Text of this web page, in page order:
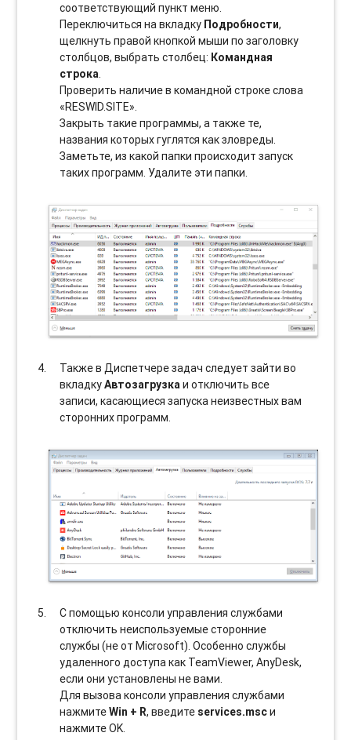
соотвeтствующий пункт меню.
Переключиться на вкладку Подробности,
щелкнуть правой кнопкой мыши по заголовку
столбцов, выбрать столбец: Командная
строка.
Проверить наличие в командной строке слова
«RESWID.SITE».
Закрыть такие программы, а также те,
названия которых гуглятся как зловреды.
Заметьте, из какой папки происходит запуск
таких программ. Удалите эти папки.
Также в Диспетчере задач следует зайти во
вкладкуАвтозагрузкаи отключить все
записи, касающиеся запуска неизвестных вам
сторонних программ.
С помощью консоли управления службами
отключить неиспользуемые сторонние
службы (не от Microsoft). Особенно службы
удаленного доступа как TeamViewer, AnyDesk,
если они установлены не вами.
Для вызова консоли управления службами
нажмитеWin + R, введите services.mscи
нажмите OK.